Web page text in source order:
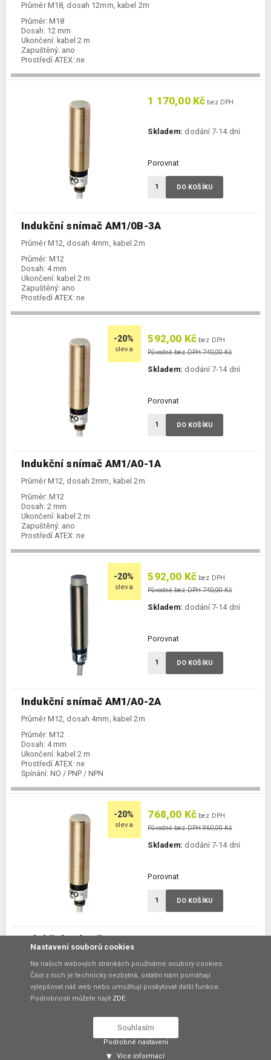
Průměr M18, dosah 12mm, kabel 2m
Průměr: M18
Dosah: 12 mm
Ukončení: kabel 2 m
Zapuštěný: ano
Prostředí ATEX: ne
Indukční snímač AM1/0B-3A
Průměr M12, dosah 4mm, kabel 2m
Průměr: M12
Dosah: 4 mm
Ukončení: kabel 2 m
Zapuštěný: ano
Prostředí ATEX: ne
1 170,00 Kč bez DPH
Skladem: dodání 7-14 dní
Porovnat
DO KOŠÍKU
-20%
sleva
Indukční snímač AM1/A0-1A
Průměr M12, dosah 2mm, kabel 2m
Průměr: M12
Dosah: 2 mm
Ukončení: kabel 2 m
Zapuštěný: ano
Prostředí ATEX: ne
592,00 Kč bez DPH
Původně bez DPH 740,00 Kč
Skladem: dodání 7-14 dní
Porovnat
DO KOŠÍKU
-20%
sleva
Indukční snímač AM1/A0-2A
Průměr M12, dosah 4mm, kabel 2m
Průměr: M12
Dosah: 4 mm
Ukončení: kabel 2 m
Prostředí ATEX: ne
Spínání: NO / PNP / NPN
592,00 Kč bez DPH
Původně bez DPH 740,00 Kč
Skladem: dodání 7-14 dní
Porovnat
DO KOŠÍKU
-20%
sleva
Indukční snímač AM1/A0-3A
Průměr: M12
Dosah:
4 mm
Ukončení: kabel 2 m
Zapuštěný: ano
NO / PNP / NPN
768,00 Kč bez DPH
Původně bez DPH 960,00 Kč
Skladem: dodání 7-14 dní
Porovnat
DO KOŠÍKU
-20% 768,00 Kč
Nastavení souborů cookies
Na našich webových stránkách používáme soubory cookies.
Část z nich je technicky nezbytná, ostatní nám pomáhají
vylepšovat náš web nebo umožňují poskytovat další funkce.
Podrobnosti můžete najít ZDE.
Souhlasím
Podrobné nastavení
Více informací